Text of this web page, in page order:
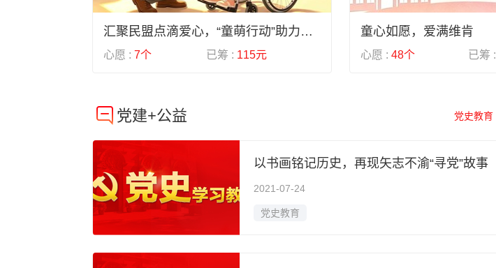
汇聚民盟点滴爱心，“童萌行动”助力儿童成长
心愿 : 7个 已筹 : 115元
童心如愿，爱满维肯
心愿 : 48个 已筹 :
党建+公益 党史教育
以书画铭记历史，再现矢志不渝“寻党”故事
2021-07-24
党史教育